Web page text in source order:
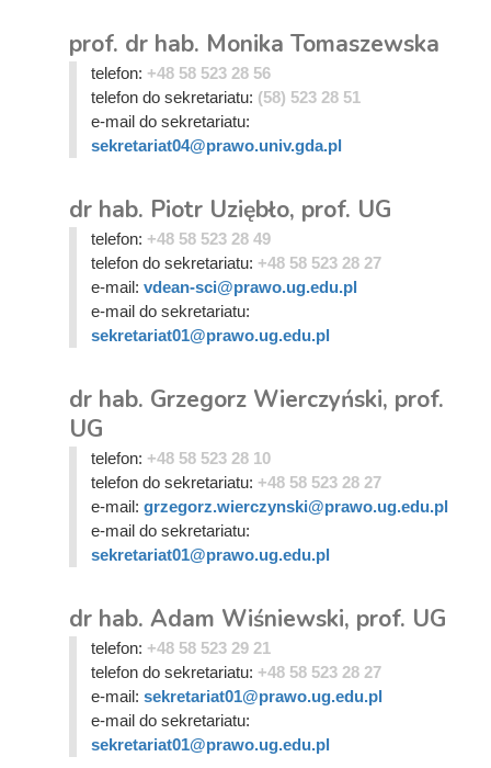
prof. dr hab. Monika Tomaszewska
telefon: +48 58 523 28 56
telefon do sekretariatu: (58) 523 28 51
e-mail do sekretariatu:
sekretariat04@prawo.univ.gda.pl
dr hab. Piotr Uziębło, prof. UG
telefon: +48 58 523 28 49
telefon do sekretariatu: +48 58 523 28 27
e-mail: vdean-sci@prawo.ug.edu.pl
e-mail do sekretariatu:
sekretariat01@prawo.ug.edu.pl
dr hab. Grzegorz Wierczyński, prof.
UG
telefon: +48 58 523 28 10
telefon do sekretariatu: +48 58 523 28 27
e-mail: grzegorz.wierczynski@prawo.ug.edu.pl
e-mail do sekretariatu:
sekretariat01@prawo.ug.edu.pl
dr hab. Adam Wiśniewski, prof. UG
telefon: +48 58 523 29 21
telefon do sekretariatu: +48 58 523 28 27
e-mail: sekretariat01@prawo.ug.edu.pl
e-mail do sekretariatu:
sekretariat01@prawo.ug.edu.pl